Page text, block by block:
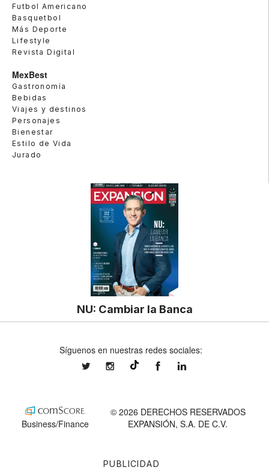
Futbol Americano
Basquetbol
Más Deporte
Lifestyle
Revista Digital
MexBest
Gastronomía
Bebidas
Viajes y destinos
Personajes
Bienestar
Estilo de Vida
Jurado
NU: Cambiar la Banca
PUBLICIDAD
Síguenos en nuestras redes sociales:
expansionmxexpansionmx ExpansionMex
Business/Finance
© 2026 DERECHOS RESERVADOS
EXPANSIÓN, S.A. DE C.V.